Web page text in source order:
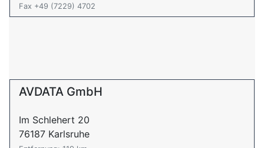
Fax +49 (7229) 4702
AVDATA GmbH
Im Schlehert 20
76187 Karlsruhe